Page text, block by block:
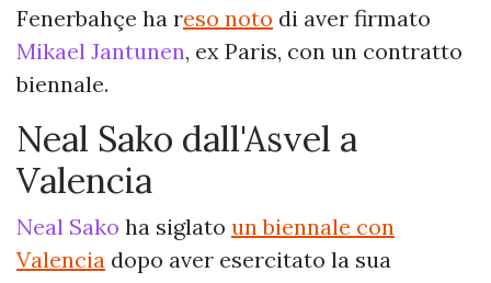
Fenerbahçe ha reso noto di aver firmato
Mikael Jantunen, ex Paris, con un contratto
biennale.
Neal Sako dall'Asvel a
Valencia
Neal Sako ha siglato un biennale con
Valencia dopo aver esercitato la sua